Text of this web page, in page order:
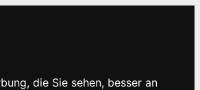
die Sie sehen, besser an